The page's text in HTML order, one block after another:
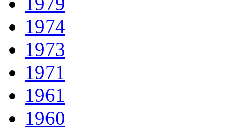
1974
1973
1971
1961
1960